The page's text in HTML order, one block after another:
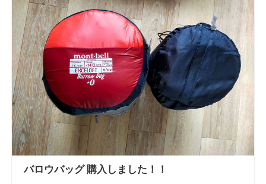
バロウバッグ 購入しました！！